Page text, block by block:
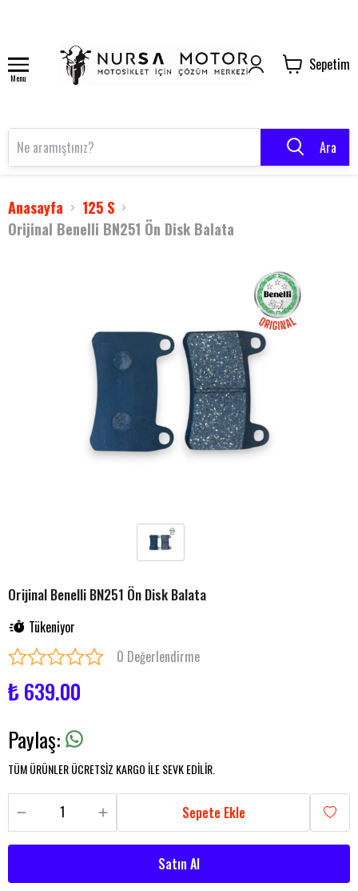
Menu
Sepetim
Ara
Anasayfa
125 S
Orijinal Benelli BN251 Ön Disk Balata
Orijinal Benelli BN251 Ön Disk Balata
Tükeniyor
0 Değerlendirme
₺ 639.00
Paylaş:
TÜM ÜRÜNLER ÜCRETSİZ KARGO İLE SEVK EDİLİR.
Sepete Ekle
Satın Al